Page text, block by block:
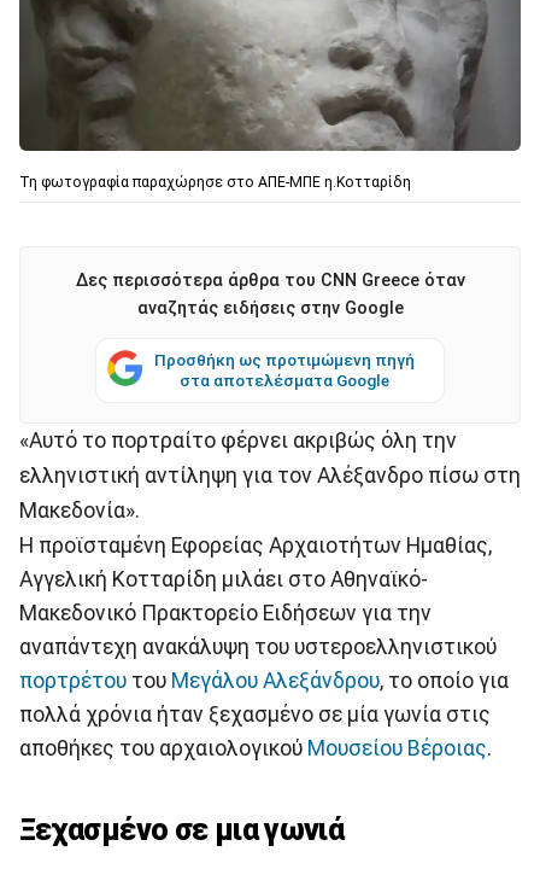
Τη φωτογραφία παραχώρησε στο ΑΠΕ-ΜΠΕ η.Κοτταρίδη
Δες περισσότερα άρθρα του CNN Greece όταν
αναζητάς ειδήσεις στην Google
Προσθήκη ως προτιμώμενη πηγή
στα αποτελέσματα Google
«Αυτό το πορτραίτο φέρνει ακριβώς όλη την
ελληνιστική αντίληψη για τον Αλέξανδρο πίσω στη
Μακεδονία».
Η προϊσταμένη Εφορείας Αρχαιοτήτων Ημαθίας,
Αγγελική Κοτταρίδη μιλάει στο Αθηναϊκό-
Μακεδονικό Πρακτορείο Ειδήσεων για την
αναπάντεχη ανακάλυψη του υστεροελληνιστικού
πορτρέτου του Μεγάλου Αλεξάνδρου, το οποίο για
πολλά χρόνια ήταν ξεχασμένο σε μία γωνία στις
αποθήκες του αρχαιολογικού Μουσείου Βέροιας.
Ξεχασμένο σε μια γωνιά